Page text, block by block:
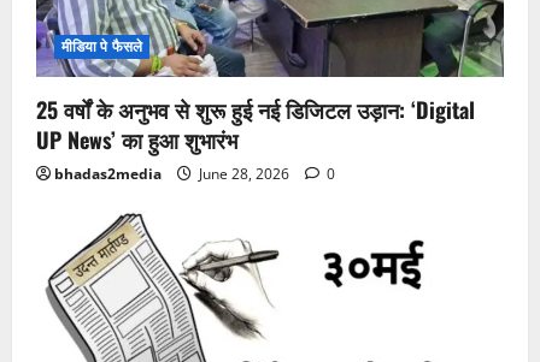
मीडिया पे फैसले
25 वर्षों के अनुभव से शुरू हुई नई डिजिटल उड़ान: ‘Digital
UP News’ का हुआ शुभारंभ
bhadas2media June 28, 2026 0